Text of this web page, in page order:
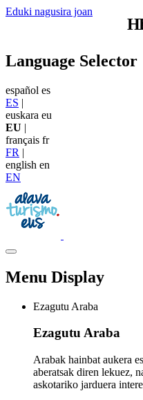
Eduki nagusira joan
Language Selector
español es
ES |
euskara eu
EU |
français fr
FR |
english en
EN
Menu Display
Ezagutu Araba
Ezagutu Araba
Arabak hainbat aukera
aberatsak diren lekuez,
askotariko jarduera